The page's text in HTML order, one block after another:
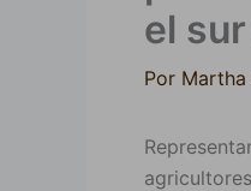
el
Por Martha